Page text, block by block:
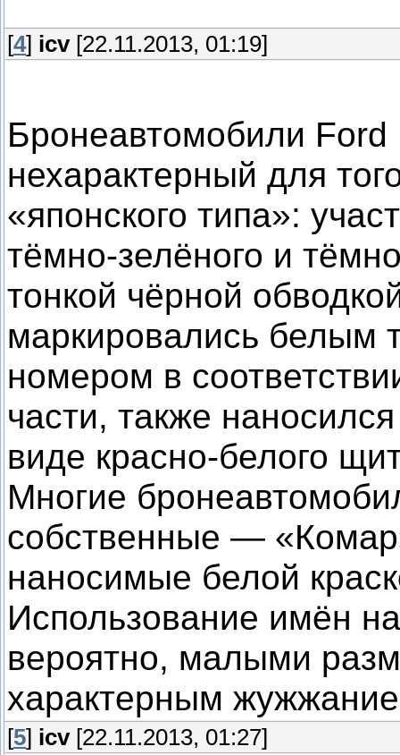
[4] icv[22.11.2013, 01:19]
Бронеавтомобили
нехарактерный для
«японского типа»:
тёмно-зелёного и
тонкой чёрной
маркировались белым
номером в
части, также
виде красно-белого
Многие
собственные —
наносимые белой
Использование имён
вероятно, малыми
характерным
[5] icv[22.11.2013, 01:27]